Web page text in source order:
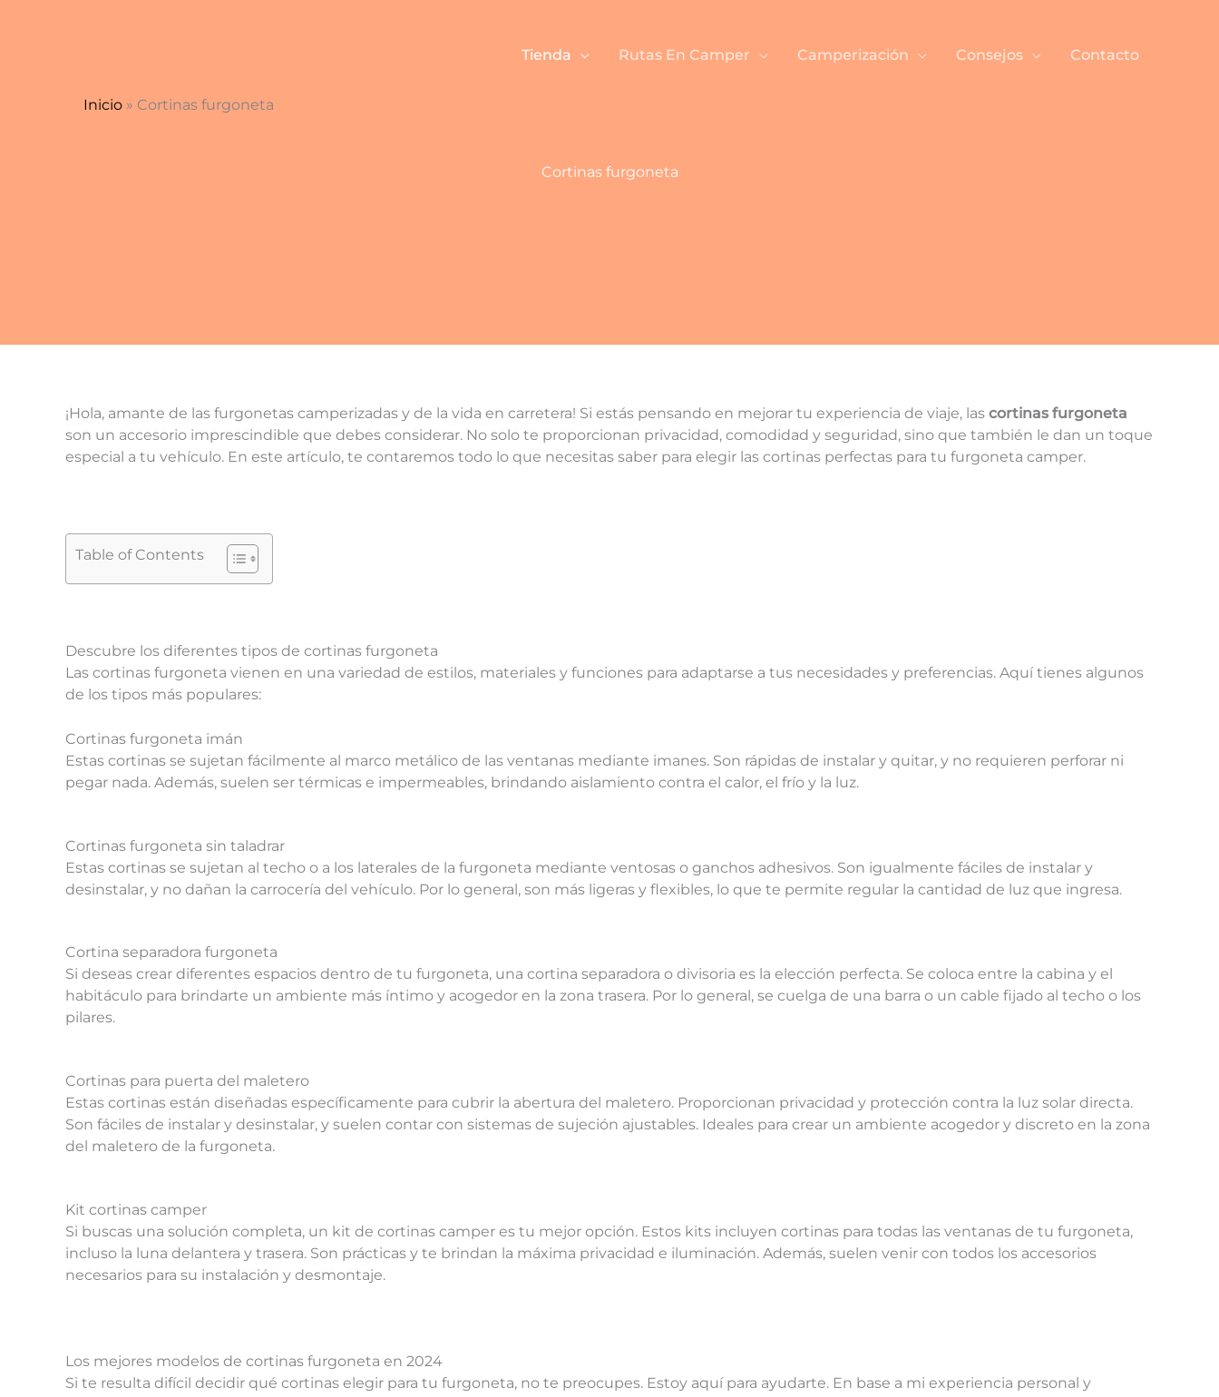
Tienda Rutas En Camper Camperización Consejos Contacto
Inicio » Cortinas furgoneta
Cortinas furgoneta
¡Hola, amante de las furgonetas camperizadas y de la vida en carretera! Si estás pensando en mejorar tu experiencia de viaje, las cortinas furgoneta
son un accesorio imprescindible que debes considerar. No solo te proporcionan privacidad, comodidad y seguridad, sino que también le dan un toque
especial a tu vehículo. En este artículo, te contaremos todo lo que necesitas saber para elegir las cortinas perfectas para tu furgoneta camper.
Table of Contents
Descubre los diferentes tipos de cortinas furgoneta
Las cortinas furgoneta vienen en una variedad de estilos, materiales y funciones para adaptarse a tus necesidades y preferencias. Aquí tienes algunos
de los tipos más populares:
Cortinas furgoneta imán
Estas cortinas se sujetan fácilmente al marco metálico de las ventanas mediante imanes. Son rápidas de instalar y quitar, y no requieren perforar ni
pegar nada. Además, suelen ser térmicas e impermeables, brindando aislamiento contra el calor, el frío y la luz.
Cortinas furgoneta sin taladrar
Estas cortinas se sujetan al techo o a los laterales de la furgoneta mediante ventosas o ganchos adhesivos. Son igualmente fáciles de instalar y
desinstalar, y no dañan la carrocería del vehículo. Por lo general, son más ligeras y flexibles, lo que te permite regular la cantidad de luz que ingresa.
Cortina separadora furgoneta
Si deseas crear diferentes espacios dentro de tu furgoneta, una cortina separadora o divisoria es la elección perfecta. Se coloca entre la cabina y el
habitáculo para brindarte un ambiente más íntimo y acogedor en la zona trasera. Por lo general, se cuelga de una barra o un cable fijado al techo o los
pilares.
Cortinas para puerta del maletero
Estas cortinas están diseñadas específicamente para cubrir la abertura del maletero. Proporcionan privacidad y protección contra la luz solar directa.
Son fáciles de instalar y desinstalar, y suelen contar con sistemas de sujeción ajustables. Ideales para crear un ambiente acogedor y discreto en la zona
del maletero de la furgoneta.
Kit cortinas camper
Si buscas una solución completa, un kit de cortinas camper es tu mejor opción. Estos kits incluyen cortinas para todas las ventanas de tu furgoneta,
incluso la luna delantera y trasera. Son prácticas y te brindan la máxima privacidad e iluminación. Además, suelen venir con todos los accesorios
necesarios para su instalación y desmontaje.
Los mejores modelos de cortinas furgoneta en 2024
Si te resulta difícil decidir qué cortinas elegir para tu furgoneta, no te preocupes. Estoy aquí para ayudarte. En base a mi experiencia personal y